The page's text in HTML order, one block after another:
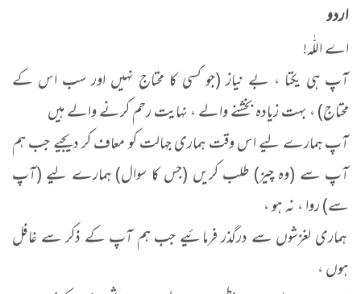
اردو
اے اللّٰہ!
آپ ہی یکتا ، بے نیاز (جو کسی کا محتاج نہیں اور سب اس کے
محتاج) ، بہت زیادہ بخشنے والے ، نہایت رحم کرنے والے ہیں
آپ ہمارے لیے اس وقت ہماری جہالت کو معاف کر دیجیے جب ہم
آپ سے (وہ چیز) طلب کریں (جس کا سوال) ہمارے لیے (آپ
سے) روا ، نہ ہو ،
ہماری لغزشوں سے درگذر فرمائیے جب ہم آپ کے ذکر سے غافل
ہوں ،